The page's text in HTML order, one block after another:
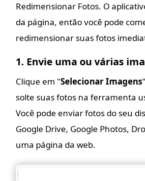
Redimensionar Fotos. O
da página, então você pode
redimensionar suas fotos
1. Envie uma ou várias
Clique em "Selecionar Imagens
solte suas fotos na ferramenta
Você pode enviar fotos do seu
Google Drive, Google Photos,
uma página da web.